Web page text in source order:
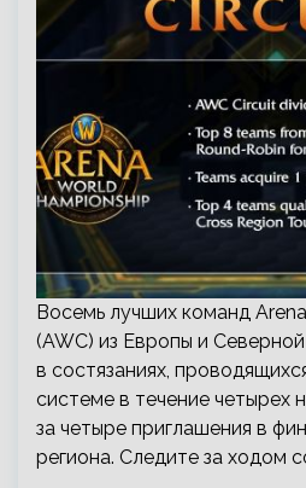
Восемь лучших команд
(AWC) из Европы и
в состязаниях,
системе в течение четырех
за четыре приглашения в
региона. Следите за ходом